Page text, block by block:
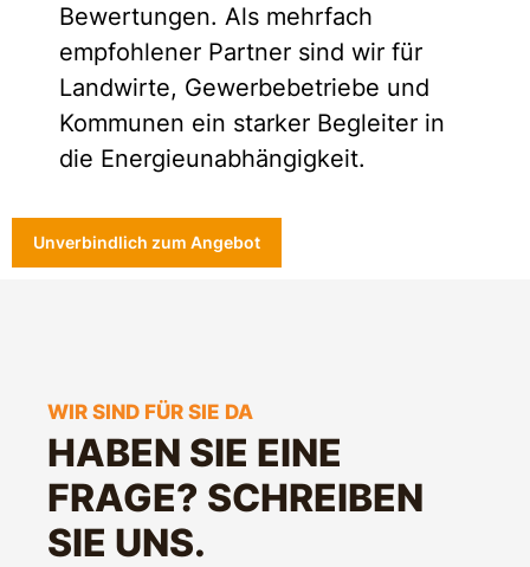
Bewertungen. Als mehrfach
empfohlener Partner sind wir für
Landwirte, Gewerbebetriebe und
Kommunen ein starker Begleiter in
die Energieunabhängigkeit.
Unverbindlich zum Angebot
WIR SIND FÜR SIE DA
HABEN SIE EINE
FRAGE? SCHREIBEN
SIE UNS.